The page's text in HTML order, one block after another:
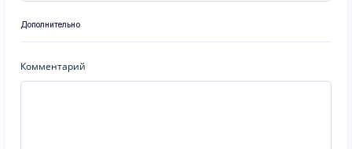
Дополнительно
Комментарий